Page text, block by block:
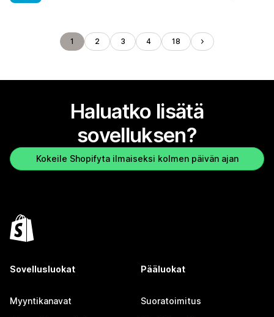
1 2 3 4 18
Haluatko lisätä
sovelluksen?
Kokeile Shopifyta ilmaiseksi kolmen päivän ajan
Sovellusluokat
Myyntikanavat
Pääluokat
Suoratoimitus